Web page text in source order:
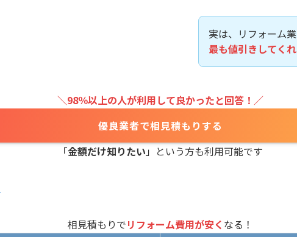
実は、リフォーム
最も値引きしてく
＼98％以上の人が利用して良かったと回答！／
優良業者で相見積もりする
「金額だけ知りたい 」という方も利用可能です
相見積もりでリフォーム費用が安く なる！